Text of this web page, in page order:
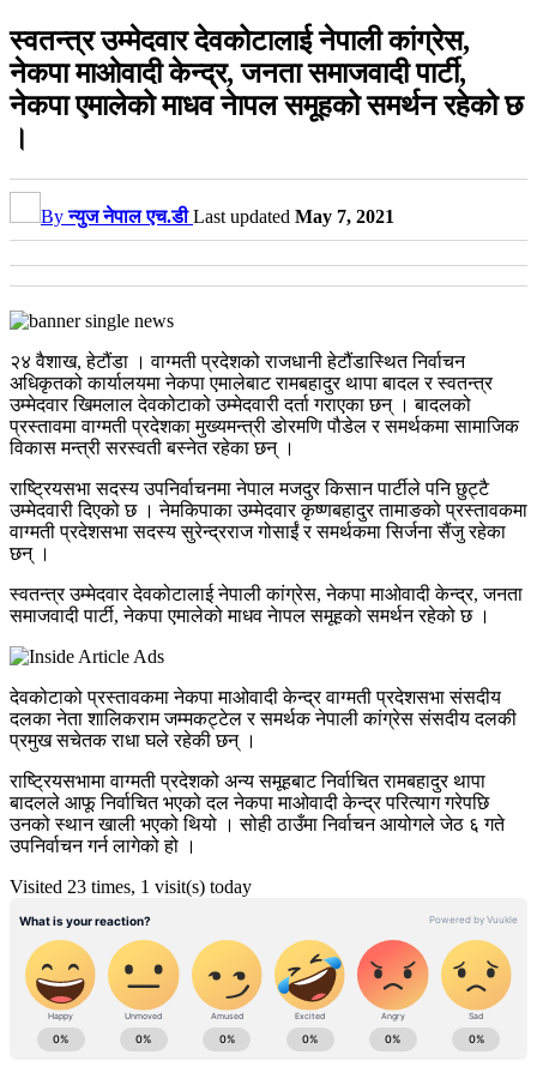
स्वतन्त्र उम्मेदवार देवकोटालाई नेपाली कांग्रेस,
नेकपा माओवादी केन्द्र, जनता समाजवादी पार्टी,
नेकपा एमालेको माधव नेापल समूहको समर्थन रहेको छ
।
Byन्युज नेपाल एच.डी Last updated May 7, 2021
२४ वैशाख, हेटौंडा । वाग्मती प्रदेशको राजधानी हेटौंडास्थित निर्वाचन
अधिकृतको कार्यालयमा नेकपा एमालेबाट रामबहादुर थापा बादल र स्वतन्त्र
उम्मेदवार खिमलाल देवकोटाको उम्मेदवारी दर्ता गराएका छन् । बादलको
प्रस्तावमा वाग्मती प्रदेशका मुख्यमन्त्री डोरमणि पौडेल र समर्थकमा सामाजिक
विकास मन्त्री सरस्वती बस्नेत रहेका छन् ।
राष्ट्रियसभा सदस्य उपनिर्वाचनमा नेपाल मजदुर किसान पार्टीले पनि छुट्टै
उम्मेदवारी दिएको छ । नेमकिपाका उम्मेदवार कृष्णबहादुर तामाङको प्रस्तावकमा
वाग्मती प्रदेशसभा सदस्य सुरेन्द्रराज गोसाईं र समर्थकमा सिर्जना सैंजु रहेका
छन् ।
स्वतन्त्र उम्मेदवार देवकोटालाई नेपाली कांग्रेस, नेकपा माओवादी केन्द्र, जनता
समाजवादी पार्टी, नेकपा एमालेको माधव नेापल समूहको समर्थन रहेको छ ।
देवकोटाको प्रस्तावकमा नेकपा माओवादी केन्द्र वाग्मती प्रदेशसभा संसदीय
दलका नेता शालिकराम जम्मकट्टेल र समर्थक नेपाली कांग्रेस संसदीय दलकी
प्रमुख सचेतक राधा घले रहेकी छन् ।
राष्ट्रियसभामा वाग्मती प्रदेशको अन्य समूहबाट निर्वाचित रामबहादुर थापा
बादलले आफू निर्वाचित भएको दल नेकपा माओवादी केन्द्र परित्याग गरेपछि
उनको स्थान खाली भएको थियो । सोही ठाउँमा निर्वाचन आयोगले जेठ ६ गते
उपनिर्वाचन गर्न लागेको हो ।
Visited 23 times, 1 visit(s) today